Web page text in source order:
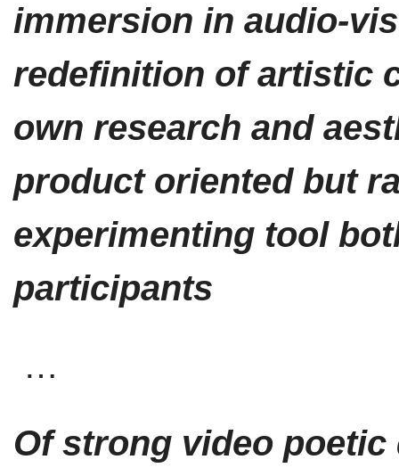
immersion in audio-
redefinition of artistic
own research and
product oriented but
experimenting tool
participants
…
Of strong video